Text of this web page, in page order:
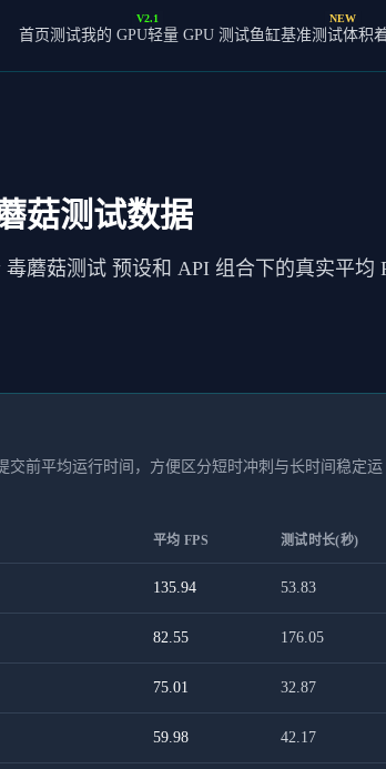
首页测试我的 GPU
V2.1
轻量 GPU 测试鱼缸基准测试
NEW
体积
菇测试数据
毒蘑菇测试 预设和 API 组合下的真实平均
前平均运行时间，方便区分短时冲刺与长时间稳定运
平均 FPS 测试时长(秒)
135.94 53.83
82.55 176.05
75.01 32.87
59.98 42.17